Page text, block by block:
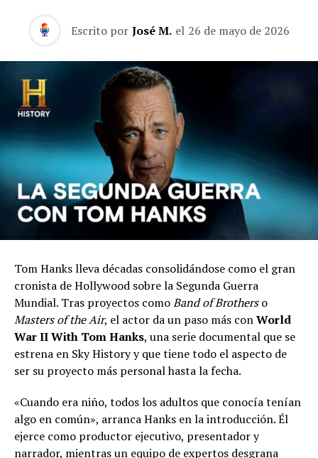
Escrito por José M. el 26 de mayo de 2026
Tom Hanks lleva décadas consolidándose como el gran
cronista de Hollywood sobre la Segunda Guerra
Mundial. Tras proyectos comoBand of Brotherso
Masters of the Air, el actor da un paso más conWorld
War II With Tom Hanks, una serie documental que se
estrena en Sky History y que tiene todo el aspecto de
ser su proyecto más personal hasta la fecha.
«Cuando era niño, todos los adultos que conocía tenían
algo en común», arranca Hanks en la introducción. Él
ejerce como productor ejecutivo, presentador y
narrador, mientras un equipo de expertos desgrana